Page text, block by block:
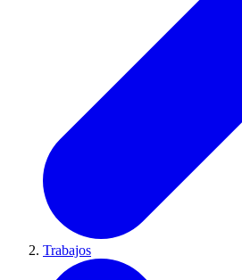
Trabajos